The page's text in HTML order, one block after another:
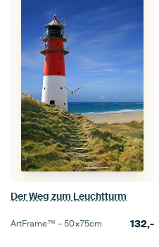
Der Weg zum Leuchtturm
ArtFrame™ –50×75cm 132,-